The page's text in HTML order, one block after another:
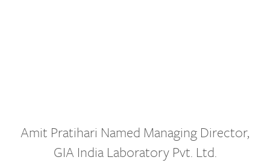
Amit Pratihari Named Managing Director,
GIA India Laboratory Pvt. Ltd.